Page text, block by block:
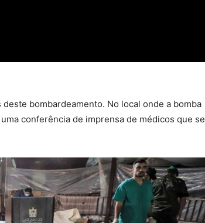
bombardeamento. No local onde a bomba
conferência de imprensa de médicos que se